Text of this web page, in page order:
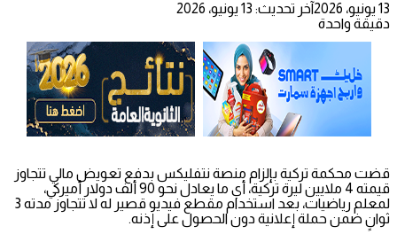
13 يونيو، 2026
آخر تحديث: 13 يونيو، 2026
دقيقة واحدة
قضت محكمة تركية بإلزام منصة نتفليكس بدفع تعويض مالي تتجاوز
قيمته 4 ملايين ليرة تركية، أي ما يعادل نحو 90 ألف دولار أميركي،
لمعلم رياضيات، بعد استخدام مقطع فيديو قصير له لا تتجاوز مدته 3
ثوانٍ ضمن حملة إعلانية دون الحصول على إذنه.